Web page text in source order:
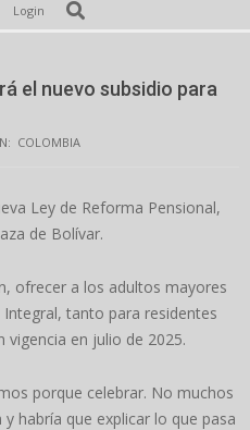
Login Search
el nuevo subsidio para
COLOMBIA
Ley de Reforma Pensional,
de Bolívar.
ofrecer a los adultos mayores
tanto para residentes
vigencia en julio de 2025.
porque celebrar. No muchos
habría que explicar lo que pasa